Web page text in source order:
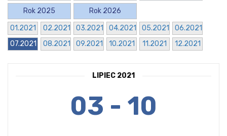
Rok 2025
Rok 2026
01.2021
02.2021 03.2021 04.2021 05.2021
06.2021
07.2021
08.2021 09.2021 10.2021 11.2021 12.2021
LIPIEC 2021
03 - 10